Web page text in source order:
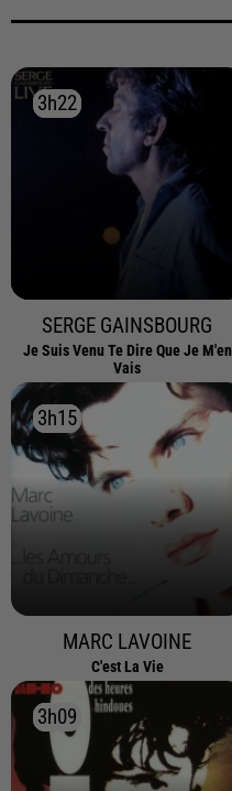
3h22
3h22
SERGE GAINSBOURG
Je Suis Venu Te Dire Que Je M'en
Vais
3h15
3h15
MARC LAVOINE
C'est La Vie
3h09
3h09